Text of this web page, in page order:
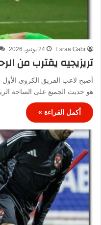
Esraa Gabr 24 يونيو، 2026
تريزيجيه يقترب من
أصبح لاعب الفريق الكروي الأول
هو حديث الجميع على الساحة
أكمل القراءة »